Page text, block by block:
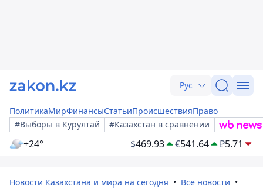
Рус
ПолитикаМирФинансыСтатьиПроисшествияПраво
#Выборы в Курултай
#Казахстан в сравнении
+24° $469.93 €541.64 ₽5.71
Новости Казахстана и мира на сегодня
Все новости